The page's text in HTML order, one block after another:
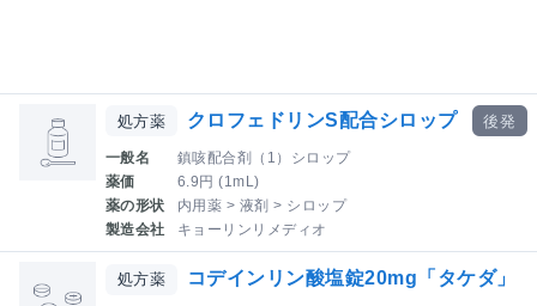
処方薬 クロフェドリンS配合シロップ
一般名
鎮咳配合剤（1）シロップ
薬価
6.9円 (1mL)
薬の形状
内用薬 > 液剤 > シロップ
製造会社
キョーリンリメディオ
後発
処方薬 コデインリン酸塩錠20mg「タケダ」